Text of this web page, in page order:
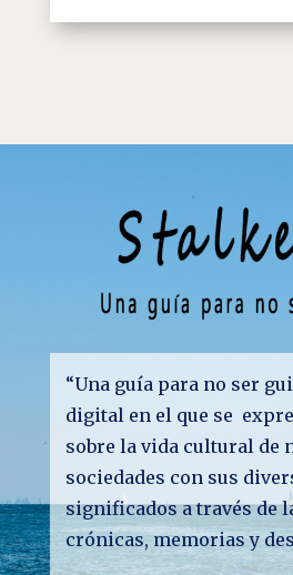
“Una guía para no ser
digital en el que se
sobre la vida cultural de
sociedades con sus
significados a través de
crónicas, memorias y